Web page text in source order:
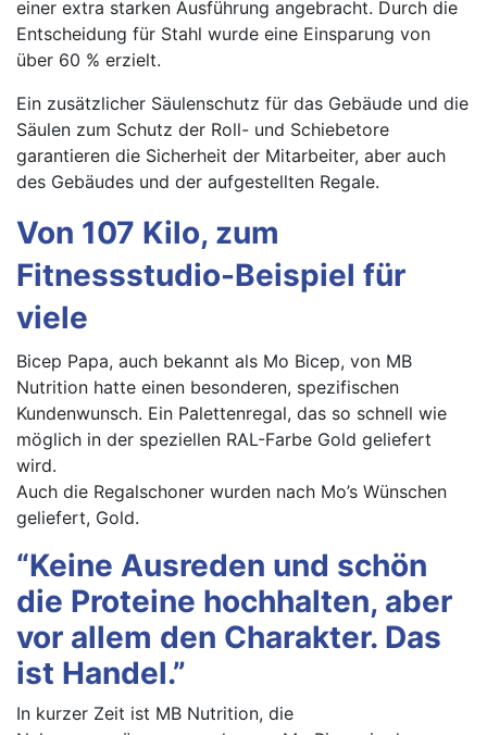
einer extra starken Ausführung angebracht. Durch die
Entscheidung für Stahl wurde eine Einsparung von
über 60 % erzielt.
Ein zusätzlicher Säulenschutz für das Gebäude und die
Säulen zum Schutz der Roll- und Schiebetore
garantieren die Sicherheit der Mitarbeiter, aber auch
des Gebäudes und der aufgestellten Regale.
Von 107 Kilo, zum
Fitnessstudio-Beispiel für
viele
Bicep Papa, auch bekannt als Mo Bicep, von MB
Nutrition hatte einen besonderen, spezifischen
Kundenwunsch. Ein Palettenregal, das so schnell wie
möglich in der speziellen RAL-Farbe Gold geliefert
wird.
Auch die Regalschoner wurden nach Mo’s Wünschen
geliefert, Gold.
“Keine Ausreden und schön
die Proteine hochhalten, aber
vor allem den Charakter. Das
ist Handel.”
In kurzer Zeit ist MB Nutrition, die